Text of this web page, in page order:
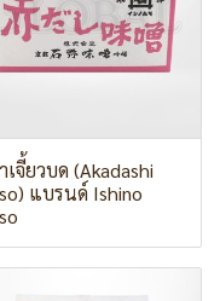
เจี้ยวบด (Akadashi
แบรนด์ Ishino